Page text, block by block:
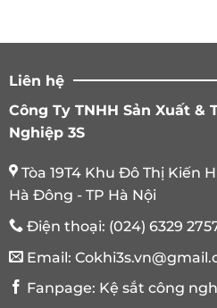
Liên hệ
Công Ty TNHH Sản Xuất &
Nghiệp 3S
Tòa 19T4 Khu Đô Thị Kiến
Hà Đông - TP Hà Nội
Điện thoại: (024) 6329
Email:
Fanpage: Kệ sắt công